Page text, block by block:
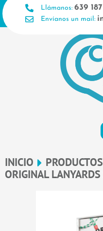
Ir
al
contenido
Llámanos: 639
Envíanos un mail:
INICIO PRODUCTOS
ORIGINAL